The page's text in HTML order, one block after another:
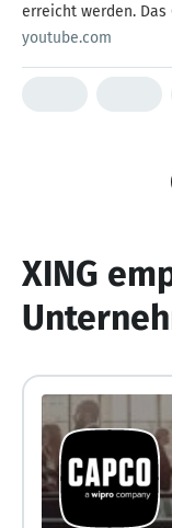
erreicht werden.
die Bereiche
Wertschöpfungs-,
youtube.com
XING